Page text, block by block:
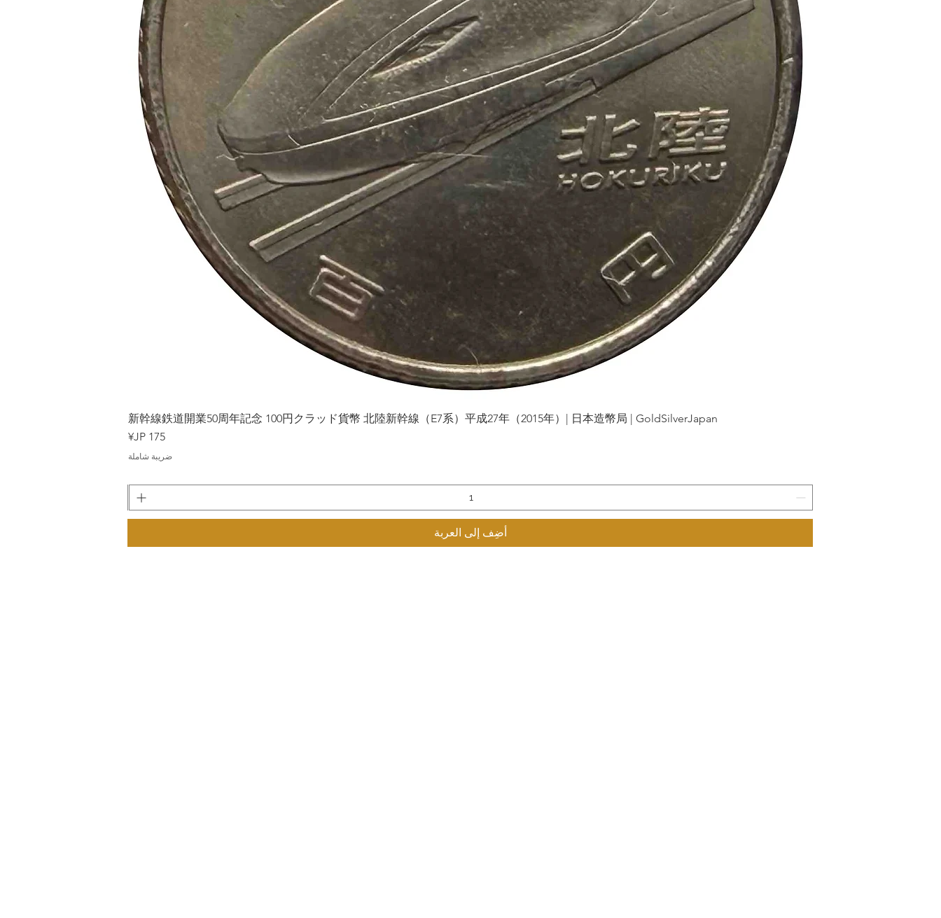
العرض السريع
新幹線鉄道開業50周年記念 100円クラッド貨幣 北陸新幹線（E7系）平成27年（2015年）| 日本造幣局 | GoldSilverJapan
السعر
ضريبة شاملة
أضِف إلى العربة